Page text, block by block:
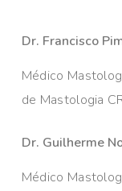
Dr. Francisco
Médico
de Mastologia
Dr. Guilherme
Médico